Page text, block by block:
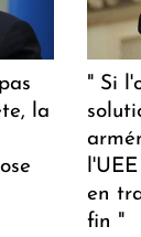
la
" Si
en
fin "